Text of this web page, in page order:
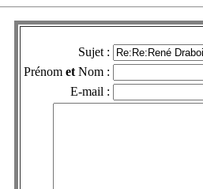
Sujet :
Prénom et Nom :
E-mail :